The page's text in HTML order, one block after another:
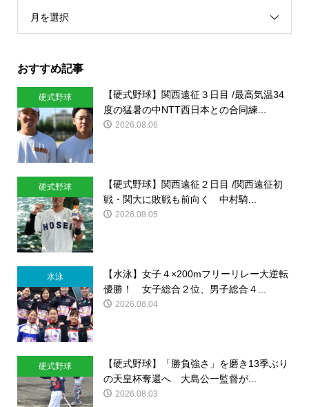
月を選択
おすすめ記事
硬式野球
【硬式野球】関西遠征３日目 /最高気温34
度の猛暑の中NTT西日本との合同練...
2026.08.06
硬式野球
【硬式野球】関西遠征２日目 /関西遠征初
戦・関大に敗戦も前向く 中村騎...
2026.08.05
水泳
【水泳】女子４×200mフリーリレー大逆転
優勝！ 女子総合２位、男子総合４...
2026.08.04
硬式野球
【硬式野球】「勝負強さ」を磨き13季ぶり
の天皇杯奪還へ 大島公一監督が...
2026.08.03